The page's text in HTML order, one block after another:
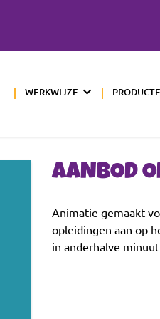
WERKWIJZE
AANBOD
Animatie gemaakt
opleidingen aan op
in anderhalve